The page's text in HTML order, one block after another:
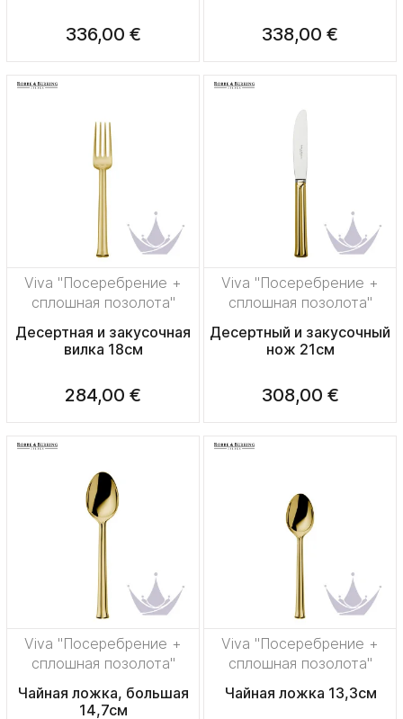
336,00 € 338,00 €
Viva "Посеребрение +
сплошная позолота"
Десертная и закусочная
вилка 18см
284,00 €
Viva "Посеребрение +
сплошная позолота"
Десертный и закусочный
нож 21см
308,00 €
Viva "Посеребрение +
сплошная позолота"
Чайная ложка, большая
14,7см
Viva "Посеребрение +
сплошная позолота"
Чайная ложка 13,3см